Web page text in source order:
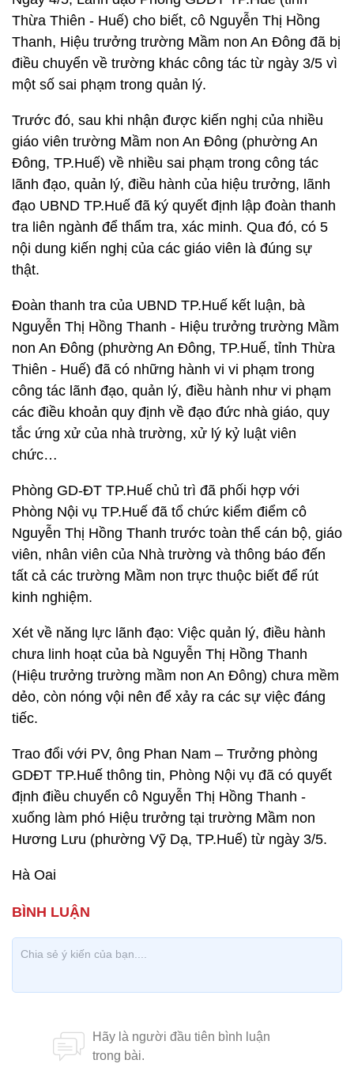
Thừa Thiên - Huế) cho biết, cô Nguyễn Thị Hồng
Thanh, Hiệu trưởng trường Mầm non An Đông đã bị
điều chuyển về trường khác công tác từ ngày 3/5 vì
một số sai phạm trong quản lý.
Trước đó, sau khi nhận được kiến nghị của nhiều
giáo viên trường Mầm non An Đông (phường An
Đông, TP.Huế) về nhiều sai phạm trong công tác
lãnh đạo, quản lý, điều hành của hiệu trưởng, lãnh
đạo UBND TP.Huế đã ký quyết định lập đoàn thanh
tra liên ngành để thẩm tra, xác minh. Qua đó, có 5
nội dung kiến nghị của các giáo viên là đúng sự
thật.
Đoàn thanh tra của UBND TP.Huế kết luận, bà
Nguyễn Thị Hồng Thanh - Hiệu trưởng trường Mầm
non An Đông (phường An Đông, TP.Huế, tỉnh Thừa
Thiên - Huế) đã có những hành vi vi phạm trong
công tác lãnh đạo, quản lý, điều hành như vi phạm
các điều khoản quy định về đạo đức nhà giáo, quy
tắc ứng xử của nhà trường, xử lý kỷ luật viên
chức…
Phòng GD-ĐT TP.Huế chủ trì đã phối hợp với
Phòng Nội vụ TP.Huế đã tổ chức kiểm điểm cô
Nguyễn Thị Hồng Thanh trước toàn thể cán bộ, giáo
viên, nhân viên của Nhà trường và thông báo đến
tất cả các trường Mầm non trực thuộc biết để rút
kinh nghiệm.
Xét về năng lực lãnh đạo: Việc quản lý, điều hành
chưa linh hoạt của bà Nguyễn Thị Hồng Thanh
(Hiệu trưởng trường mầm non An Đông) chưa mềm
dẻo, còn nóng vội nên để xảy ra các sự việc đáng
tiếc.
Trao đổi với PV, ông Phan Nam – Trưởng phòng
GDĐT TP.Huế thông tin, Phòng Nội vụ đã có quyết
định điều chuyển cô Nguyễn Thị Hồng Thanh -
xuống làm phó Hiệu trưởng tại trường Mầm non
Hương Lưu (phường Vỹ Dạ, TP.Huế) từ ngày 3/5.
Hà Oai